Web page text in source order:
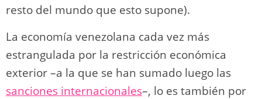
resto del mundo que esto supone).
La economía venezolana cada vez más
estrangulada por la restricción económica
exterior –a la que se han sumado luego las
sanciones internacionales–, lo es también por